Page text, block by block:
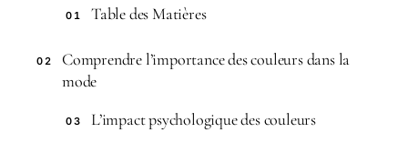
01 Table des Matières
02
Comprendre l’importance des couleurs dans la
mode
03 L’impact psychologique des couleurs